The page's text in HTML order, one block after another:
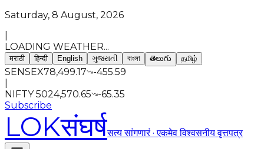
Saturday, 8 August, 2026
LOADING WEATHER...
मराठी हिन्दी English ગુજરાતી বাংলা తెలుగు தமிழ்
SENSEX78,499.17
-455.59
NIFTY 5024,570.65
-65.35
Subscribe
LOKसंघर्षसत्य सांगणारं · एकमेव विश्वसनीय वृत्तपत्र